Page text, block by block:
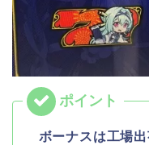
ボーナスは工場